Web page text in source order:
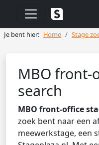
Je bent hier: Home Stage
MBO front-
search
MBO front-office
zoek bent naar een
meewerkstage, een